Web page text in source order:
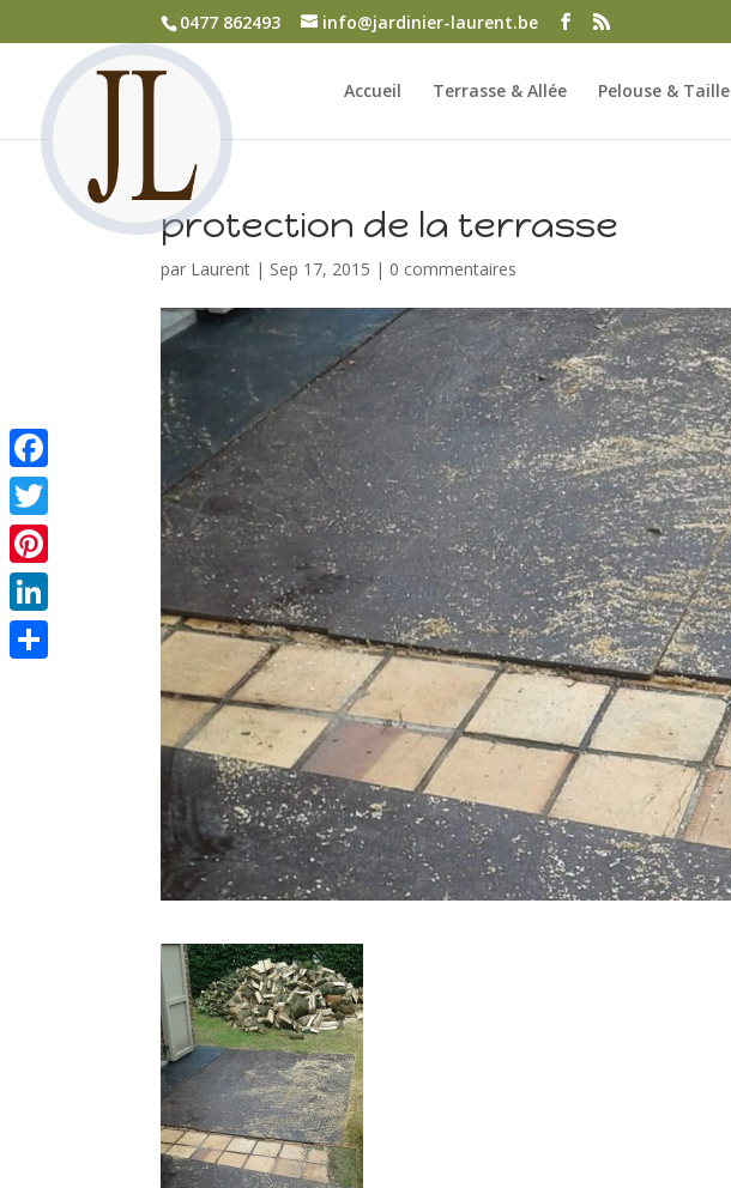
0477 862493 info@jardinier-laurent.be
Accueil Terrasse & Allée Pelouse & Taille
protection de la terrasse
par Laurent | Sep 17, 2015 | 0 commentaires
Facebook
Twitter
Pinterest
LinkedIn